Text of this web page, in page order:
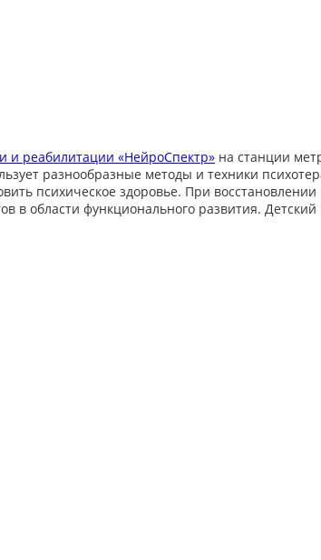
и реабилитации «НейроСпектр» на станции
разнообразные методы и техники
психическое здоровье. При
в области функционального развития.